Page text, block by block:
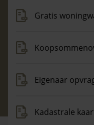
Maandag t/m vrijdag
Gratis
Eigenaar
Kadastrale